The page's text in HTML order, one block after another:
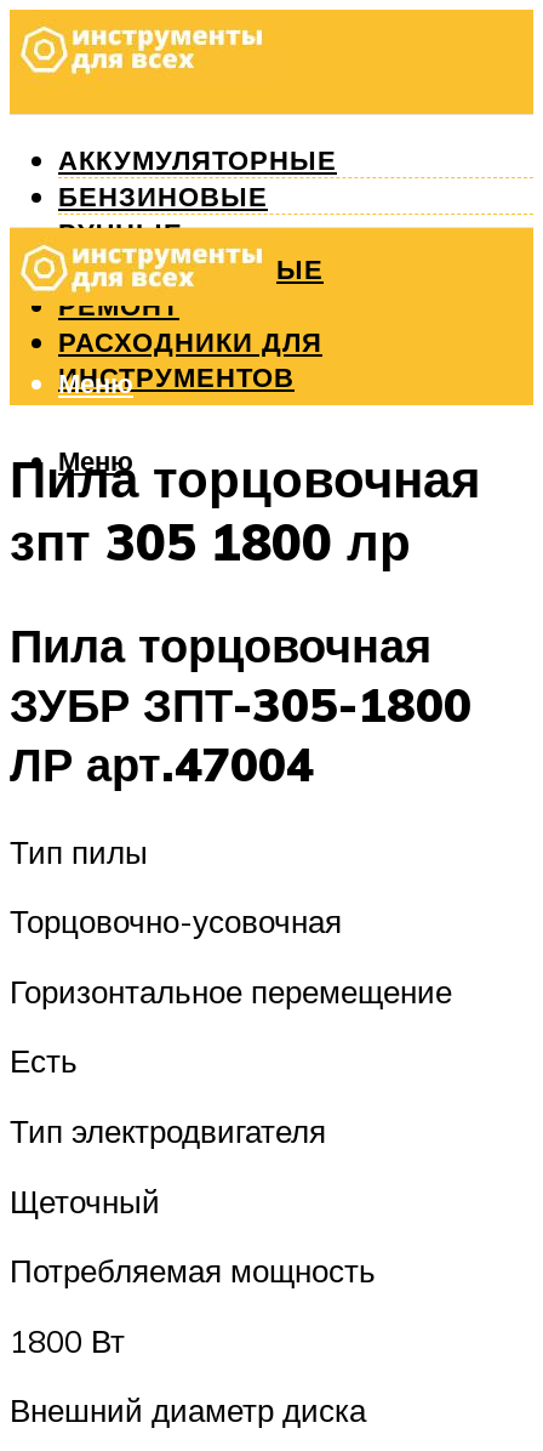
АККУМУЛЯТОРНЫЕ
БЕНЗИНОВЫЕ
РУЧНЫЕ
ИЗМЕРИТЕЛЬНЫЕ
РЕМОНТ
РАСХОДНИКИ ДЛЯ
ИНСТРУМЕНТОВ
Меню
Меню
Пила торцовочная
зпт 305 1800 лр
Пила торцовочная
ЗУБР ЗПТ-305-1800
ЛР арт.47004
Тип пилы
Торцовочно-усовочная
Горизонтальное перемещение
Есть
Тип электродвигателя
Щеточный
Потребляемая мощность
1800 Вт
Внешний диаметр диска